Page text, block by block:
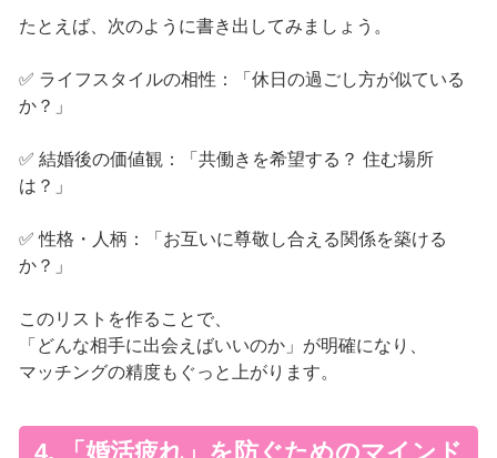
たとえば、次のように書き出してみましょう。
✅ ライフスタイルの相性：「休日の過ごし方が似ている
か？」
✅ 結婚後の価値観：「共働きを希望する？ 住む場所
は？」
✅ 性格・人柄：「お互いに尊敬し合える関係を築ける
か？」
このリストを作ることで、
「どんな相手に出会えばいいのか」が明確になり、
マッチングの精度もぐっと上がります。
4. 「婚活疲れ」を防ぐためのマインド